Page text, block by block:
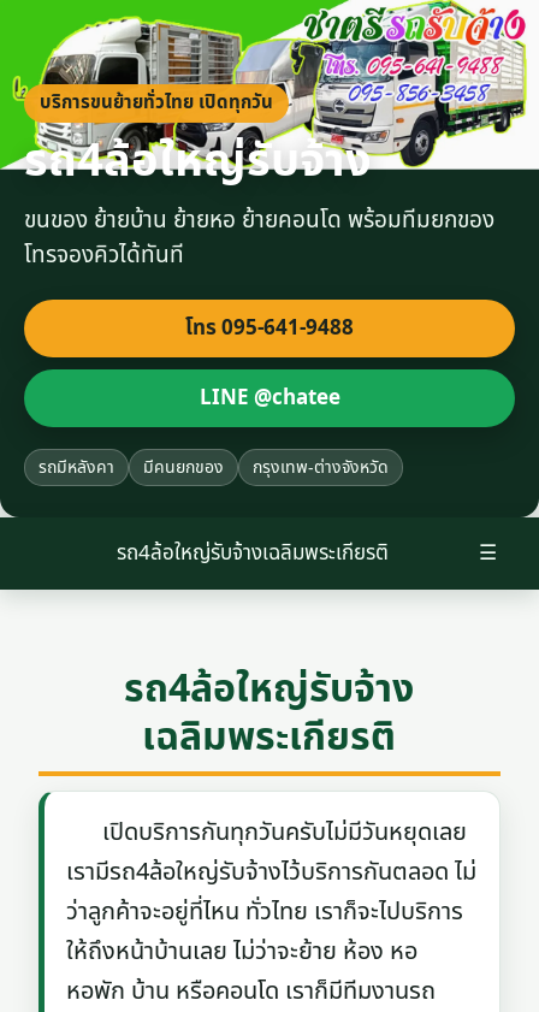
บริการขนย้ายทั่วไทย เปิดทุกวัน
รถ4ล้อใหญ่รับจ้าง
ขนของ ย้ายบ้าน ย้ายหอ ย้ายคอนโด พร้อมทีมยกของ
โทรจองคิวได้ทันที
โทร 095-641-9488
LINE @chatee
รถมีหลังคา มีคนยกของ กรุงเทพ-ต่างจังหวัด
☰
รถ4ล้อใหญ่รับจ้างเฉลิมพระเกียรติ
รถ4ล้อใหญ่รับจ้าง
เฉลิมพระเกียรติ
เปิดบริการกันทุกวันครับไม่มีวันหยุดเลย
เรามีรถ4ล้อใหญ่รับจ้างไว้บริการกันตลอด ไม่
ว่าลูกค้าจะอยู่ที่ไหน ทั่วไทย เราก็จะไปบริการ
ให้ถึงหน้าบ้านเลย ไม่ว่าจะย้าย ห้อง หอ
หอพัก บ้าน หรือคอนโด เราก็มีทีมงานรถ